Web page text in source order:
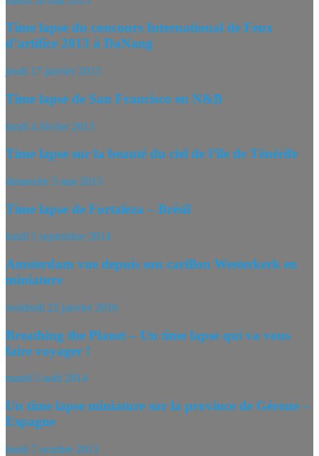
Time lapse du concours International de Feux
d’artifice 2013 à DaNang
jeudi 17 janvier 2013
Time lapse de San Francisco en N&B
lundi 4 février 2013
Time lapse sur la beauté du ciel de l’île de Ténérife
dimanche 5 mai 2013
Time lapse de Fortaleza – Brésil
lundi 1 septembre 2014
Amsterdam vue depuis son carillon Westerkerk en
miniature
vendredi 22 janvier 2016
Breathing the Planet – Un time lapse qui va vous
faire voyager !
mardi 5 août 2014
Un time lapse miniature sur la province de Gérone –
Espagne
lundi 7 octobre 2013